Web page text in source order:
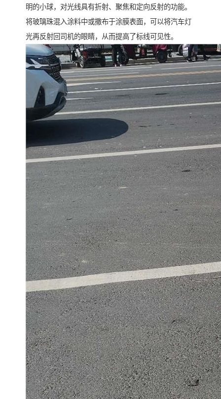
明的小球，对光线具有折射、聚焦和定向反射的功能。
将玻璃珠混入涂料中或撒布于涂膜表面，可以将汽车灯
光再反射回司机的眼睛，从而提高了标线可见性。